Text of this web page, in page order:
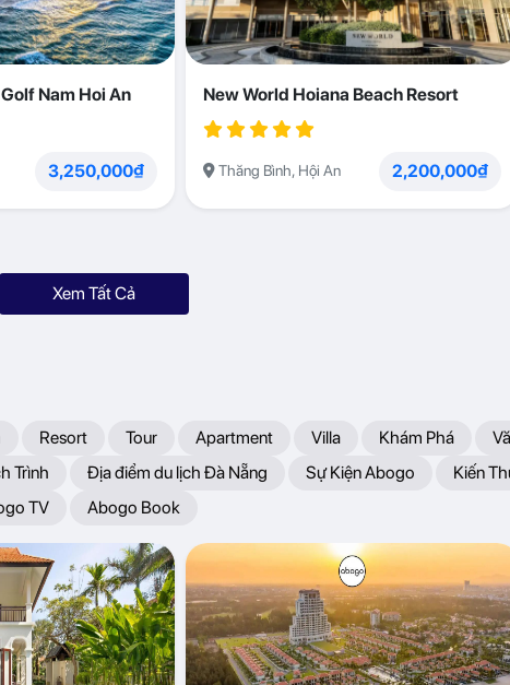
Nam Hoi An
3,250,000₫
New World Hoiana Beach Resort
Thăng Bình, Hội An 2,200,000₫
Xem Tất Cả
Resort Tour Apartment Villa Khám Phá
Trình Địa điểm du lịch Đà Nẵng Sự Kiện Abogo
Kiến
TV Abogo Book